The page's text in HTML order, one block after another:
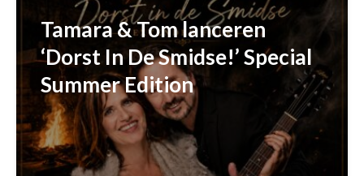
Tamara & Tom lanceren
‘Dorst In De Smidse!’ Special
Summer Edition